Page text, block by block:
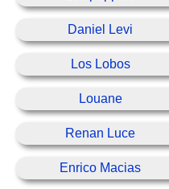
Daniel Levi
Los Lobos
Louane
Renan Luce
Enrico Macias